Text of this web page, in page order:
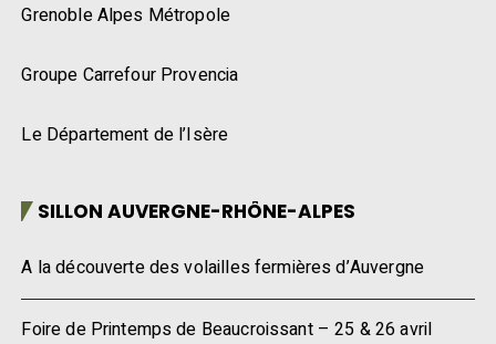
Grenoble Alpes Métropole
Groupe Carrefour Provencia
Le Département de l’Isère
SILLON AUVERGNE-RHÔNE-ALPES
A la découverte des volailles fermières d’Auvergne
Foire de Printemps de Beaucroissant – 25 & 26 avril